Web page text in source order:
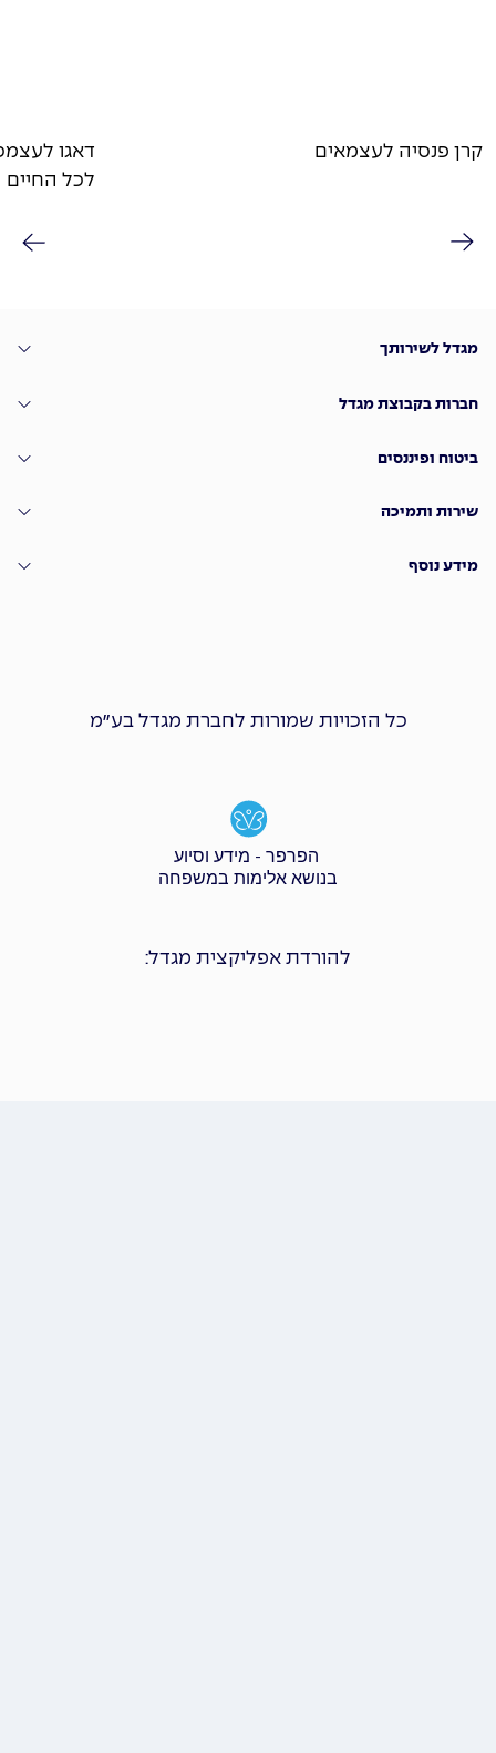
קרן פנסיה לעצמאים
דאגו
לכל החיים
מגדל לשירותך
חברות בקבוצת מגדל
ביטוח ופיננסים
שירות ותמיכה
מידע נוסף
כל הזכויות שמורות לחברת מגדל בע״מ
הפרפר - מידע וסיוע
בנושא אלימות במשפחה
להורדת אפליקצית מגדל: